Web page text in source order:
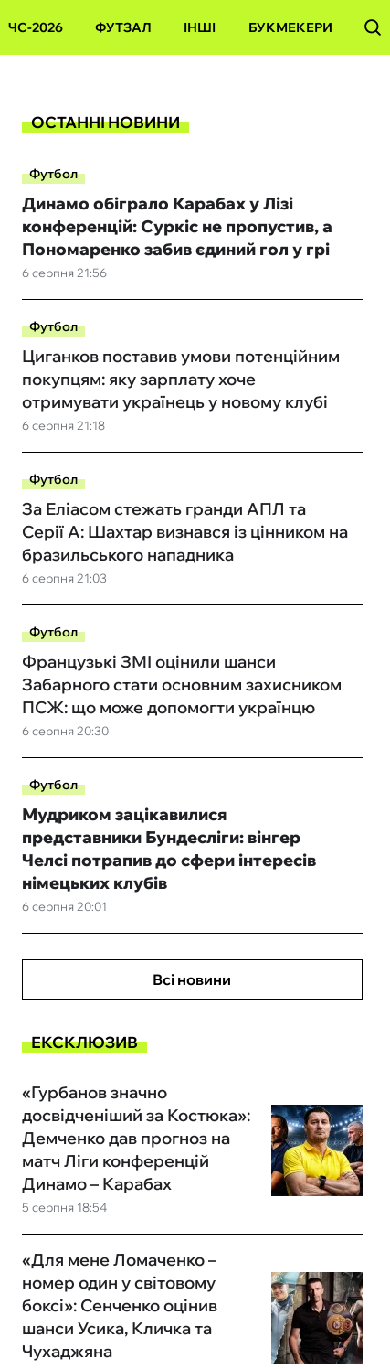
ЧС-2026 ФУТЗАЛ ІНШІ БУКМЕКЕРИ
ОСТАННІ НОВИНИ
Футбол
6 серпня 21:56
Динамо обіграло Карабах у Лізі
конференцій: Суркіс не пропустив, а
Пономаренко забив єдиний гол у грі
Футбол
6 серпня 21:18
Циганков поставив умови потенційним
покупцям: яку зарплату хоче
отримувати українець у новому клубі
Футбол
6 серпня 21:03
За Еліасом стежать гранди АПЛ та
Серії А: Шахтар визнався із цінником на
бразильського нападника
Футбол
6 серпня 20:30
Французькі ЗМІ оцінили шанси
Забарного стати основним захисником
ПСЖ: що може допомогти українцю
Футбол
6 серпня 20:01
Мудриком зацікавилися
представники Бундесліги: вінгер
Челсі потрапив до сфери інтересів
німецьких клубів
Всі новини
ЕКСКЛЮЗИВ
5 серпня 18:54
«Гурбанов значно
досвідченіший за Костюка»:
Демченко дав прогноз на
матч Ліги конференцій
Динамо – Карабах
«Для мене Ломаченко –
номер один у світовому
боксі»: Сенченко оцінив
шанси Усика, Кличка та
Чухаджяна